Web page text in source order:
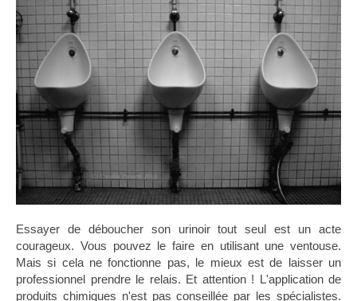
Essayer de déboucher son urinoir tout seul est un acte
courageux. Vous pouvez le faire en utilisant une ventouse.
Mais si cela ne fonctionne pas, le mieux est de laisser un
professionnel prendre le relais. Et attention ! L'application de
produits chimiques n'est pas conseillée par les spécialistes.